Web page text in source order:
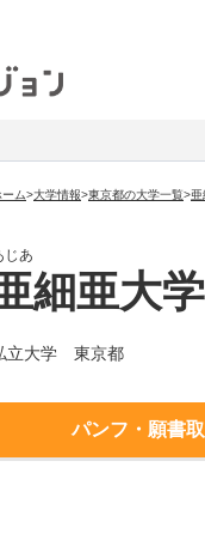
ーム>大学情報>東京都の大学一覧>亜
じあ
細亜大学
立大学 東京都
パンフ・願書